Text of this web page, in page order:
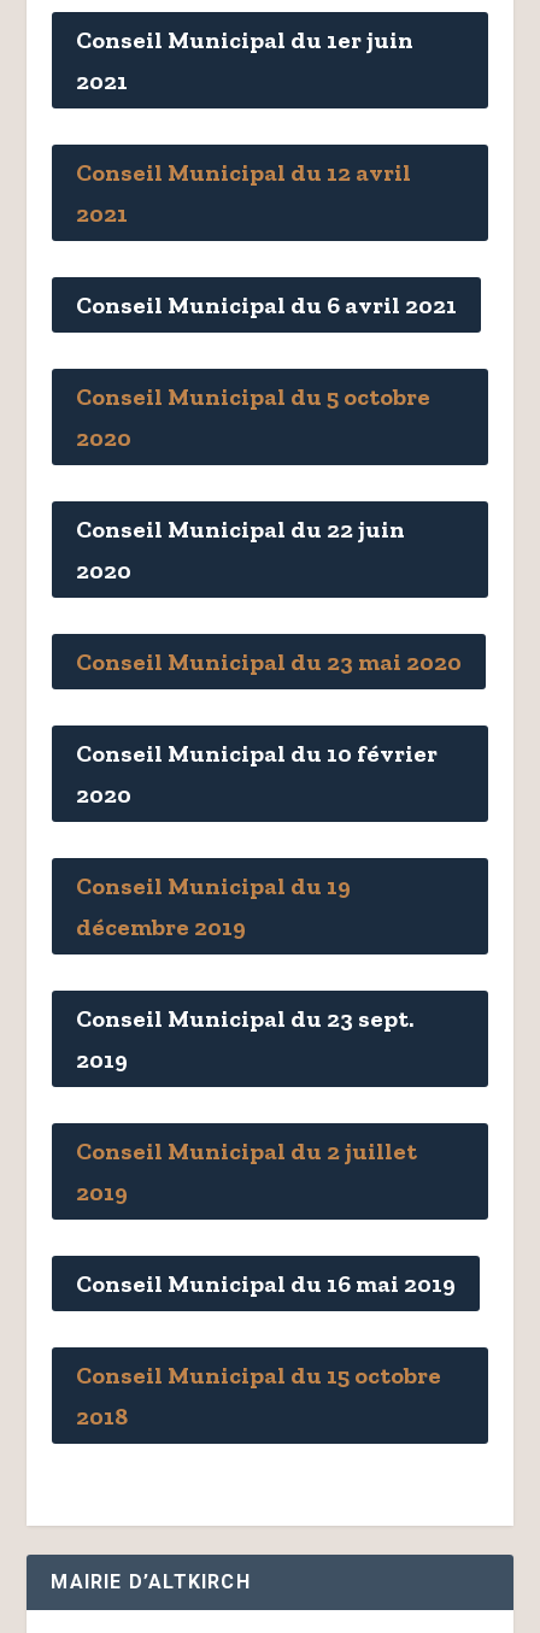
Conseil Municipal du 1er juin
2021
Conseil Municipal du 12 avril
2021
Conseil Municipal du 6 avril 2021
Conseil Municipal du 5 octobre
2020
Conseil Municipal du 22 juin
2020
Conseil Municipal du 23 mai 2020
Conseil Municipal du 10 février
2020
Conseil Municipal du 19
décembre 2019
Conseil Municipal du 23 sept.
2019
Conseil Municipal du 2 juillet
2019
Conseil Municipal du 16 mai 2019
Conseil Municipal du 15 octobre
2018
MAIRIE D’ALTKIRCH